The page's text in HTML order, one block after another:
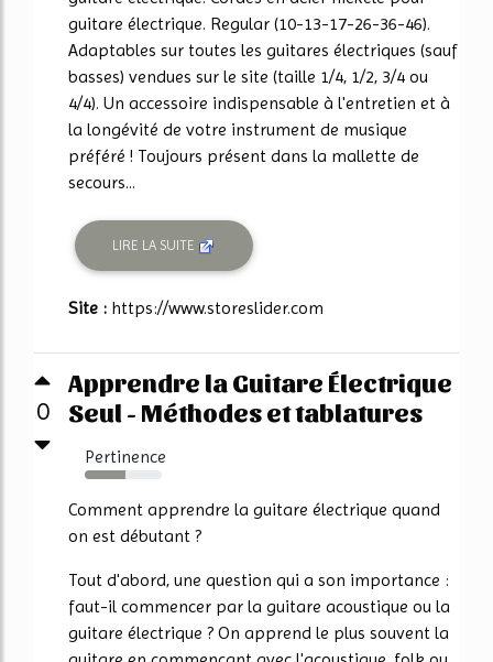
guitare électrique. Regular (10-13-17-26-36-46).
Adaptables sur toutes les guitares électriques (sauf
basses) vendues sur le site (taille 1/4, 1/2, 3/4 ou
4/4). Un accessoire indispensable à l'entretien et à
la longévité de votre instrument de musique
préféré ! Toujours présent dans la mallette de
secours...
LIRE LA SUITE
Site : https://www.storeslider.com
0
Apprendre la Guitare Électrique
Seul - Méthodes et tablatures
Pertinence
53%
Comment apprendre la guitare électrique quand
on est débutant ?
Tout d'abord, une question qui a son importance :
faut-il commencer par la guitare acoustique ou la
guitare électrique ? On apprend le plus souvent la